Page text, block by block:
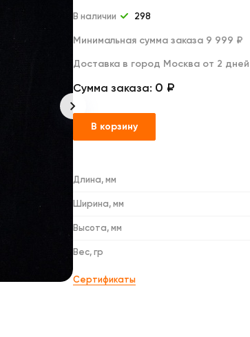
подушки
В наличии 298
Минимальная сумма заказа 9 999 ₽
Доставка в город Москва от 2 дней
Сумма заказа: 0 ₽
В корзину
Длина, мм
Ширина, мм
Высота, мм
Вес, гр
Сертификаты